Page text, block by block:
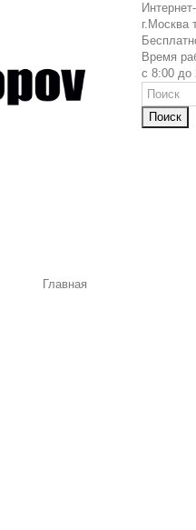
г.Москва
Время
с 8:00 до
Поиск
Главная